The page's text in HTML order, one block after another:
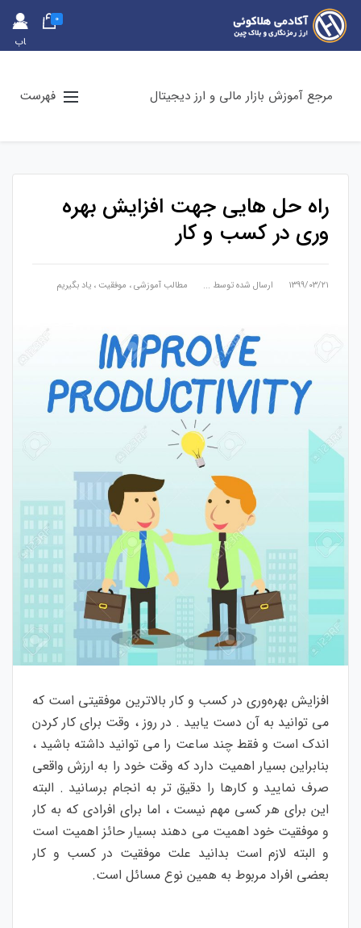
حس
اب
0
مرجع آموزش بازار مالی و ارز دیجیتال فهرست
راه حل هایی جهت افزایش بهره
وری در کسب و کار
۱۳۹۹/۰۳/۲۱ ارسال شده توسط ... مطالب آموزشی، موفقیت ، یاد بگیریم
افزایش بهره‌وری در کسب و کار بالاترین موفقیتی است که
می توانید به آن دست یابید . در روز ، وقت برای کار کردن
اندک است و فقط چند ساعت را می توانید داشته باشید ،
بنابراین بسیار اهمیت دارد که وقت خود را به ارزش واقعی
صرف نمایید و کارها را دقیق تر به انجام برسانید . البته
این برای هر کسی مهم نیست ، اما برای افرادی که به کار
و موفقیت خود اهمیت می دهند بسیار حائز اهمیت است
و البته لازم است بدانید علت موفقیت در کسب و کار
بعضی افراد مربوط به همین نوع مسائل است.